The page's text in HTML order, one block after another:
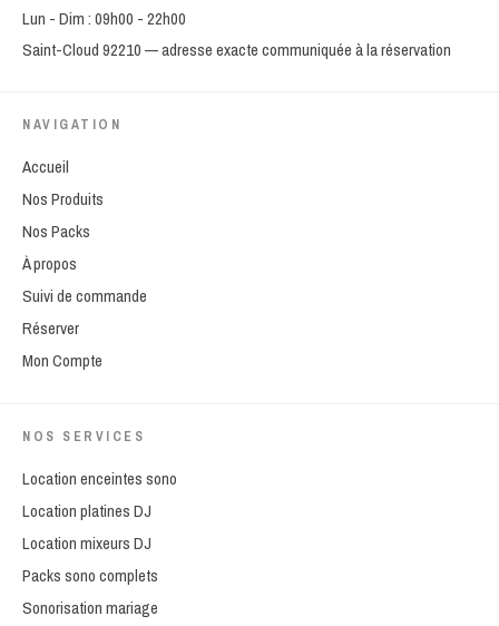
Lun - Dim : 09h00 - 22h00
Saint-Cloud 92210 — adresse exacte communiquée à la réservation
NAVIGATION
Accueil
Nos Produits
Nos Packs
À propos
Suivi de commande
Réserver
Mon Compte
NOS SERVICES
Location enceintes sono
Location platines DJ
Location mixeurs DJ
Packs sono complets
Sonorisation mariage